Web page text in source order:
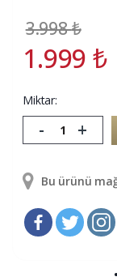
3.998₺
1.999₺
Miktar:
- +
Bu ürünü